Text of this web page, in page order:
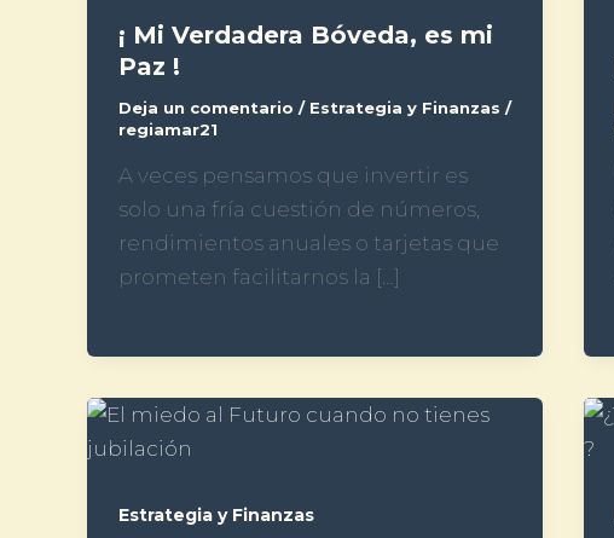
¡ Mi Verdadera Bóveda, es mi
Paz !
Deja un comentario / Estrategia y Finanzas /
regiamar21
A veces pensamos que invertir es
solo una fría cuestión de números,
rendimientos anuales o tarjetas que
prometen facilitarnos la […]
Estrategia y Finanzas